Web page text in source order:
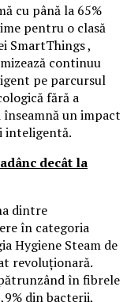
cu până la 65%
pentru o clasă
SmartThings ,
continuu
pe parcursul
fără a
un impact
inteligentă.
decât la
dintre
în categoria
Hygiene Steam de
revoluționară.
în fibrele
din bacterii,